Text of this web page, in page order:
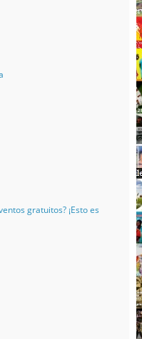
gratuitos? ¡Esto es